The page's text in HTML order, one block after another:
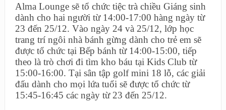
Alma Lounge sẽ tổ chức tiệc trà chiều Giáng sinh
dành cho hai người từ 14:00-17:00 hàng ngày từ
23 đến 25/12. Vào ngày 24 và 25/12, lớp học
trang trí ngôi nhà bánh gừng dành cho trẻ em sẽ
được tổ chức tại Bếp bánh từ 14:00-15:00, tiếp
theo là trò chơi đi tìm kho báu tại Kids Club từ
15:00-16:00. Tại sân tập golf mini 18 lỗ, các giải
đấu dành cho mọi lứa tuổi sẽ được tổ chức từ
15:45-16:45 các ngày từ 23 đến 25/12.